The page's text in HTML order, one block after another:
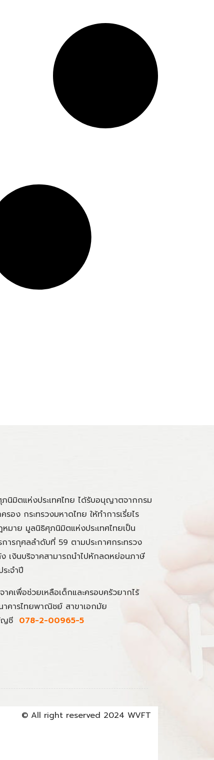
นิมิตแห่งประเทศไทย ได้รับอนุญาตจากกรม
รอง กระทรวงมหาดไทย ให้ทำการเรี่ยไร
มาย มูลนิธิศุภนิมิตแห่งประเทศไทยเป็น
ารกุศลลำดับที่ 59 ตามประกาศกระทรวง
เงินบริจาคสามารถนำไปหักลดหย่อนภาษี
ระจำปี
าคเพื่อช่วยเหลือเด็กและครอบครัวยากไร้
าคารไทยพาณิชย์ สาขาเอกมัย
ญชี 078-2-00965-5
© All right reserved 2024 WVFT